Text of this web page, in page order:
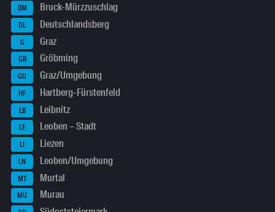
BM Bruck-Mürzzuschlag
DL Deutschlandsberg
G Graz
GB Gröbming
GU Graz/Umgebung
HF Hartberg-Fürstenfeld
LB Leibnitz
LE Leoben – Stadt
LI Liezen
LN Leoben/Umgebung
MT Murtal
MU Murau